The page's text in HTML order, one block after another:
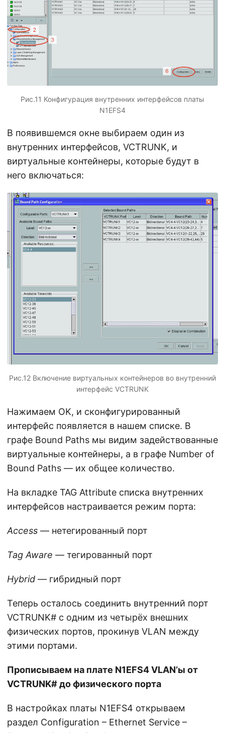
Рис.11 Конфигурация внутренних интерфейсов платы
N1EFS4
В появившемся окне выбираем один из
внутренних интерфейсов, VCTRUNK, и
виртуальные контейнеры, которые будут в
него включаться:
Рис.12 Включение виртуальных контейнеров во внутренний
интерфейс VCTRUNK
Нажимаем ОK, и сконфигурированный
интерфейс появляется в нашем списке. В
графе Bound Paths мы видим задействованные
виртуальные контейнеры, а в графе Number of
Bound Paths — их общее количество.
На вкладке TAG Attribute списка внутренних
интерфейсов настраивается режим порта:
Access — нетегированный порт
Tag Aware — тегированный порт
Hybrid — гибридный порт
Теперь осталось соединить внутренний порт
VCTRUNK# с одним из четырёх внешних
физических портов, прокинув VLAN между
этими портами.
Прописываем на плате N1EFS4 VLAN’ы от
VCTRUNK# до физического порта
В настройках платы N1EFS4 открываем
раздел Configuration – Ethernet Service –